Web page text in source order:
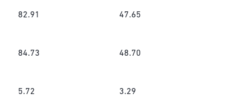
82.91 47.65
84.73 48.70
5.72 3.29